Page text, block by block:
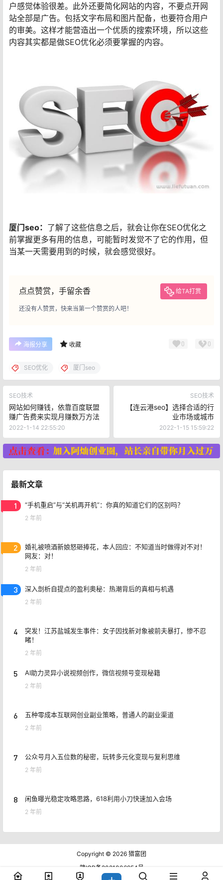
户感觉体验很差。此外还要简化网站的内容，不要点开网
站全部是广告。包括文字布局和图片配备，也要符合用户
的审美。这样才能营造出一个优质的搜索环境，所以这些
内容其实都是做SEO优化必须要掌握的内容。
厦门seo： 了解了这些信息之后，就会让你在SEO优化之
前掌握更多有用的信息，可能暂时发觉不了它的作用，但
当某一天需要用到的时候，就会感觉很好。
点点赞赏，手留余香 给TA打赏
还没有人赞赏，快来当第一个赞赏的人吧！
海报分享 收藏 0 0
SEO优化 厦门seo
SEO技术
网站如何赚钱，依靠百度联盟
赚广告费来实现月赚数万方法
2022-1-14 22:55:20
SEO技术
【连云港seo】选择合适的行
业市场或城市
2022-1-15 15:59:22
最新文章
1 “手机重启”与“关机再开机”：你真的知道它们的区别吗？
2 年前
2
婚礼被喷酒新娘怒砸捧花，本人回应：不知道当时做得对不对！
网友：对！
2 年前
3 深入剖析自提点的盈利奥秘：热潮背后的真相与机遇
2 年前
4
突发！江苏盐城发生事件：女子因找新对象被前夫暴打，惨不忍
睹！
2 年前
5 AI助力灵异小说视频创作，微信视频号变现秘籍
2 年前
6 五种零成本互联网创业副业策略，普通人的副业渠道
2 年前
7 公众号月入五位数的秘密，玩转多元化变现与复利思维
2 年前
8 闲鱼曝光稳定攻略思路，618利用小刀快速加入会场
2 年前
Copyright © 2026 猎富团
赣ICP备2021006954号